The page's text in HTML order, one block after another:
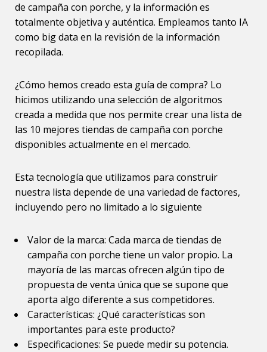
de campaña con porche, y la información es
totalmente objetiva y auténtica. Empleamos tanto IA
como big data en la revisión de la información
recopilada.
¿Cómo hemos creado esta guía de compra? Lo
hicimos utilizando una selección de algoritmos
creada a medida que nos permite crear una lista de
las 10 mejores tiendas de campaña con porche
disponibles actualmente en el mercado.
Esta tecnología que utilizamos para construir
nuestra lista depende de una variedad de factores,
incluyendo pero no limitado a lo siguiente
Valor de la marca: Cada marca de tiendas de
campaña con porche tiene un valor propio. La
mayoría de las marcas ofrecen algún tipo de
propuesta de venta única que se supone que
aporta algo diferente a sus competidores.
Características: ¿Qué características son
importantes para este producto?
Especificaciones: Se puede medir su potencia.